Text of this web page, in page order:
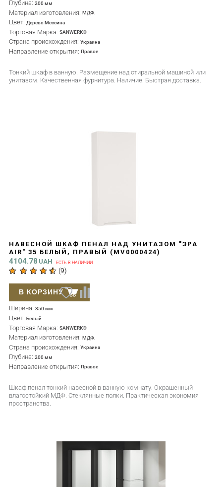
Глубина: 200 мм
Материал изготовления: МДФ.
Цвет: Дерево Мессина
Торговая Марка: SANWERK®
Страна происхождения: Украина
Направление открытия: Правое
Тонкий шкаф в ванную. Размещение над стиральной машиной или
унитазом. Качественная фурнитура. Наличие. Быстрая доставка.
НАВЕСНОЙ ШКАФ ПЕНАЛ НАД УНИТАЗОМ "ЭРА
AIR" 35 БЕЛЫЙ, ПРАВЫЙ (MV0000424)
(9)
4104.78 UAH ЕСТЬ В НАЛИЧИИ
Ширина: 350 мм
Цвет: Белый
Торговая Марка: SANWERK®
Материал изготовления: МДФ.
Страна происхождения: Украина
Глубина: 200 мм
Направление открытия: Правое
Шкаф пенал тонкий навесной в ванную комнату. Окрашенный
влагостойкий МДФ. Стеклянные полки. Практическая экономия
пространства.
В КОРЗИНУ